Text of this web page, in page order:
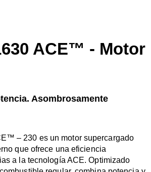
ACE™ - Motor
Asombrosamente
– 230 es un motor supercargado
que ofrece una eficiencia
a la tecnología ACE. Optimizado